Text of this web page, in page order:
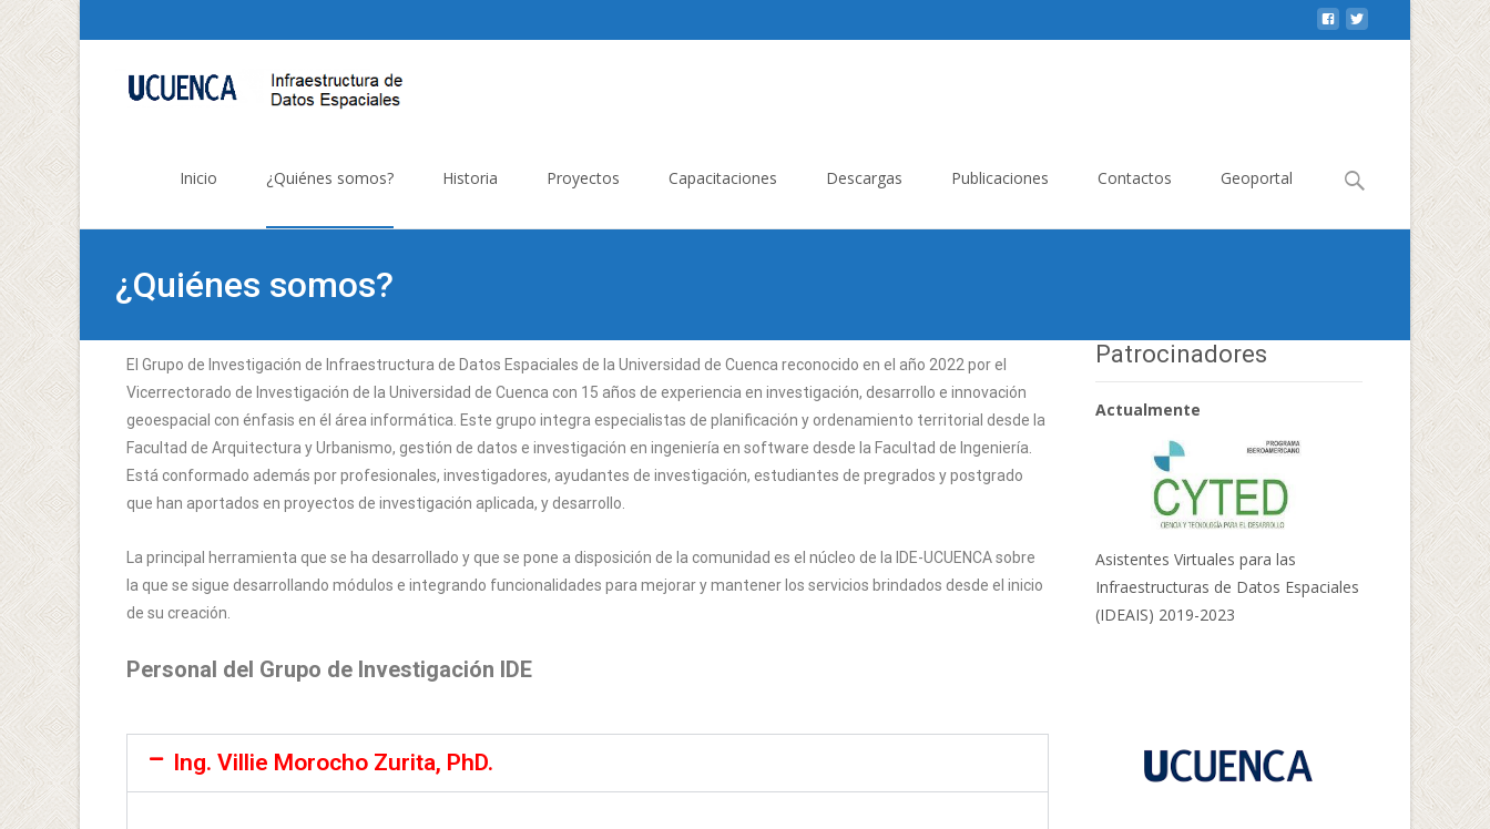
Inicio ¿Quiénes somos? Historia Proyectos Capacitaciones Descargas Publicaciones Contactos Geoportal
¿Quiénes somos?
El Grupo de Investigación de Infraestructura de Datos Espaciales de la Universidad de Cuenca reconocido en el año 2022 por el
Vicerrectorado de Investigación de la Universidad de Cuenca con 15 años de experiencia en investigación, desarrollo e innovación
geoespacial con énfasis en él área informática. Este grupo integra especialistas de planificación y ordenamiento territorial desde la
Facultad de Arquitectura y Urbanismo, gestión de datos e investigación en ingeniería en software desde la Facultad de Ingeniería.
Está conformado además por profesionales, investigadores, ayudantes de investigación, estudiantes de pregrados y postgrado
que han aportados en proyectos de investigación aplicada, y desarrollo.
La principal herramienta que se ha desarrollado y que se pone a disposición de la comunidad es el núcleo de la IDE-UCUENCA sobre
la que se sigue desarrollando módulos e integrando funcionalidades para mejorar y mantener los servicios brindados desde el inicio
de su creación.
Personal del Grupo de Investigación IDE
Ing. Villie Morocho Zurita, PhD.
Patrocinadores
Actualmente
Asistentes Virtuales para las
Infraestructuras de Datos Espaciales
(IDEAIS) 2019-2023